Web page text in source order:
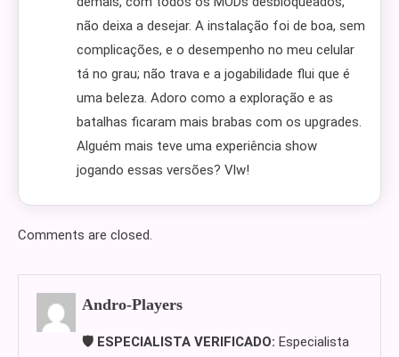
não deixa a desejar. A instalação foi de boa, sem
complicações, e o desempenho no meu celular
tá no grau; não trava e a jogabilidade flui que é
uma beleza. Adoro como a exploração e as
batalhas ficaram mais brabas com os upgrades.
Alguém mais teve uma experiência show
jogando essas versões? Vlw!
Comments are closed.
Andro-Players
🛡️ ESPECIALISTA VERIFICADO: Especialista